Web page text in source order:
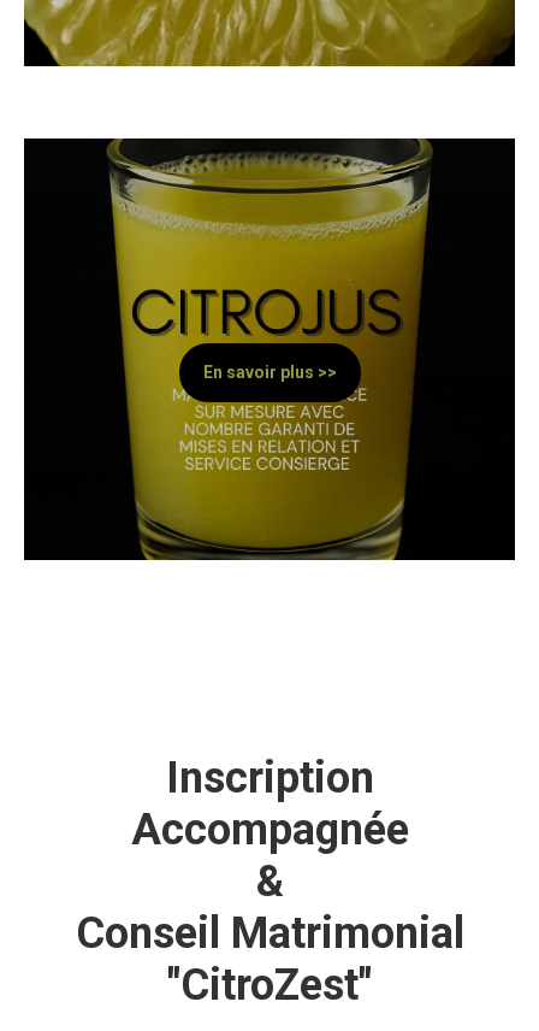
En savoir plus >>
Inscription
Accompagnée
&
Conseil Matrimonial
"CitroZest"